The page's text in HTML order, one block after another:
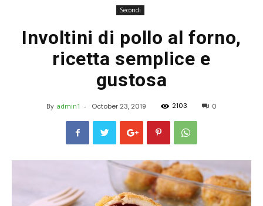
Secondi
Involtini di pollo al forno,
ricetta semplice e
gustosa
By admin1 - October 23, 2019 2103 0